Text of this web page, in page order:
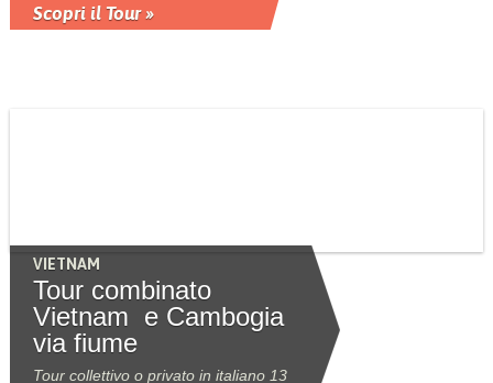
Scopri il Tour »
VIETNAM
Tour combinato
Vietnam e Cambogia
via fiume
Tour collettivo o privato in italiano 13